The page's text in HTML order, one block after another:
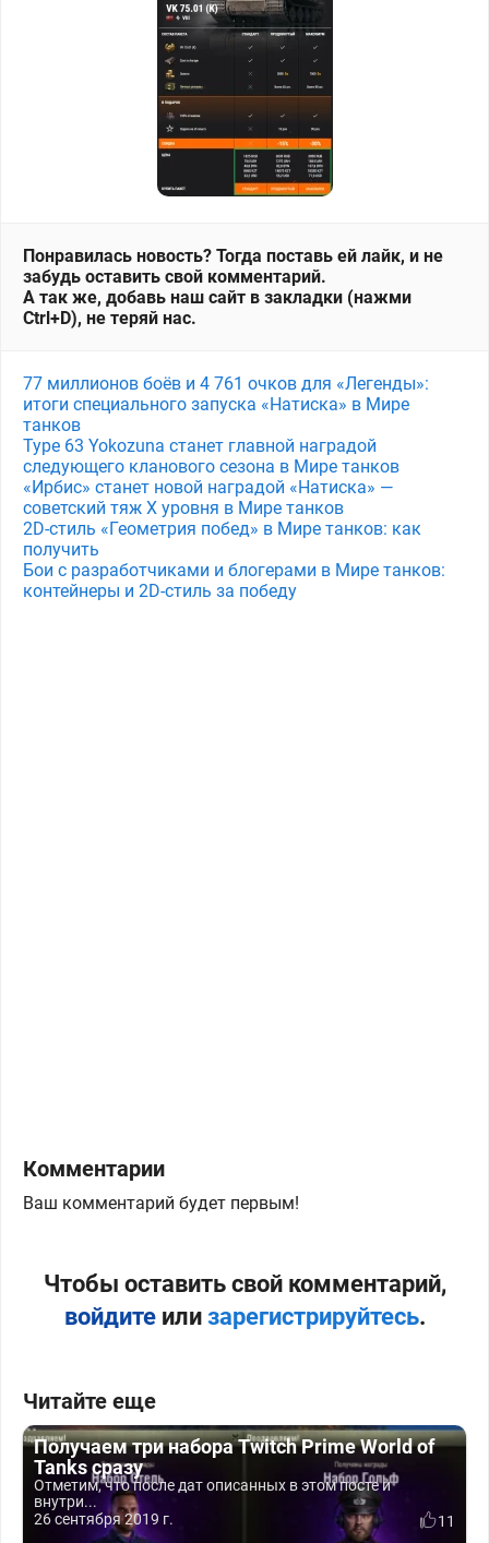
Понравилась новость? Тогда поставь ей лайк, и не
забудь оставить свой комментарий.
А так же, добавь наш сайт в закладки (нажми
Ctrl+D), не теряй нас.
77 миллионов боёв и 4 761 очков для «Легенды»:
итоги специального запуска «Натиска» в Мире
танков
Type 63 Yokozuna станет главной наградой
следующего кланового сезона в Мире танков
«Ирбис» станет новой наградой «Натиска» —
советский тяж X уровня в Мире танков
2D-стиль «Геометрия побед» в Мире танков: как
получить
Бои с разработчиками и блогерами в Мире танков:
контейнеры и 2D-стиль за победу
Комментарии
Ваш комментарий будет первым!
Чтобы оставить свой комментарий,
войдитеили зарегистрируйтесь.
Читайте еще
Получаем три набора Twitch Prime World of
Tanks сразу
Отметим, что после дат описанных в этом посте и
внутри...
26 сентября 2019 г.
11